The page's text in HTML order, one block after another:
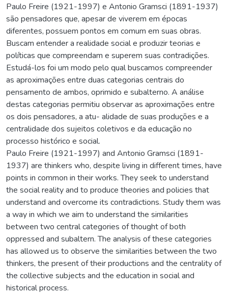
Paulo Freire (1921-1997) e Antonio Gramsci (1891-1937)
são pensadores que, apesar de viverem em épocas
diferentes, possuem pontos em comum em suas obras.
Buscam entender a realidade social e produzir teorias e
políticas que compreendam e superem suas contradições.
Estudá-los foi um modo pelo qual buscamos compreender
as aproximações entre duas categorias centrais do
pensamento de ambos, oprimido e subalterno. A análise
destas categorias permitiu observar as aproximações entre
os dois pensadores, a atu- alidade de suas produções e a
centralidade dos sujeitos coletivos e da educação no
processo histórico e social.
Paulo Freire (1921-1997) and Antonio Gramsci (1891-
1937) are thinkers who, despite living in different times, have
points in common in their works. They seek to understand
the social reality and to produce theories and policies that
understand and overcome its contradictions. Study them was
a way in which we aim to understand the similarities
between two central categories of thought of both
oppressed and subaltern. The analysis of these categories
has allowed us to observe the similarities between the two
thinkers, the present of their productions and the centrality of
the collective subjects and the education in social and
historical process.